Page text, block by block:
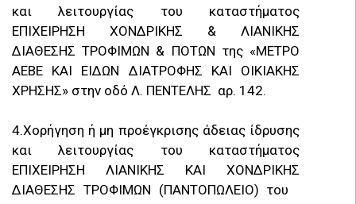
και λειτουργίας του καταστήματος
ΕΠΙΧΕΙΡΗΣΗ ΧΟΝΔΡΙΚΗΣ & ΛΙΑΝΙΚΗΣ
ΔΙΑΘΕΣΗΣ ΤΡΟΦΙΜΩΝ & ΠΟΤΩΝ της «ΜΕΤΡΟ
ΑΕΒΕ ΚΑΙ ΕΙΔΩΝ ΔΙΑΤΡΟΦΗΣ ΚΑΙ ΟΙΚΙΑΚΗΣ
ΧΡΗΣΗΣ» στην οδό Λ. ΠΕΝΤΕΛΗΣ αρ. 142.
4.Χορήγηση ή μη προέγκρισης άδειας ίδρυσης
και λειτουργίας του καταστήματος
ΕΠΙΧΕΙΡΗΣΗ ΛΙΑΝΙΚΗΣ ΚΑΙ ΧΟΝΔΡΙΚΗΣ
ΔΙΑΘΕΣΗΣ ΤΡΟΦΙΜΩΝ (ΠΑΝΤΟΠΩΛΕΙΟ) του